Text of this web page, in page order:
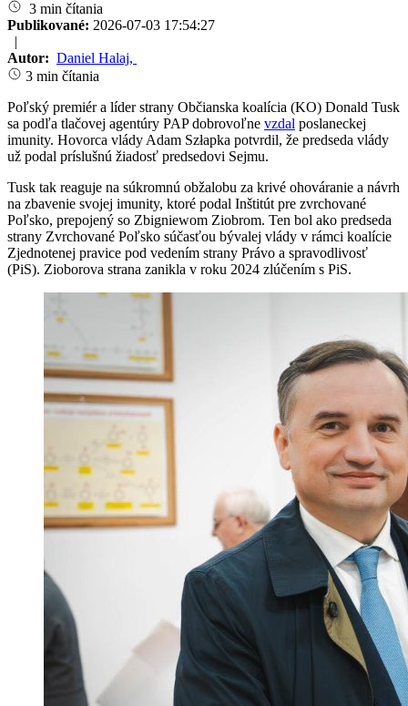
3 min čítania
Publikované: 2026-07-03 17:54:27
|
Autor: Daniel Halaj,
3 min čítania
Poľský premiér a líder strany Občianska koalícia (KO) Donald Tusk
sa podľa tlačovej agentúry PAP dobrovoľne vzdal poslaneckej
imunity. Hovorca vlády Adam Szłapka potvrdil, že predseda vlády
už podal príslušnú žiadosť predsedovi Sejmu.
Tusk tak reaguje na súkromnú obžalobu za krivé ohováranie a návrh
na zbavenie svojej imunity, ktoré podal Inštitút pre zvrchované
Poľsko, prepojený so Zbigniewom Ziobrom. Ten bol ako predseda
strany Zvrchované Poľsko súčasťou bývalej vlády v rámci koalície
Zjednotenej pravice pod vedením strany Právo a spravodlivosť
(PiS). Zioborova strana zanikla v roku 2024 zlúčením s PiS.